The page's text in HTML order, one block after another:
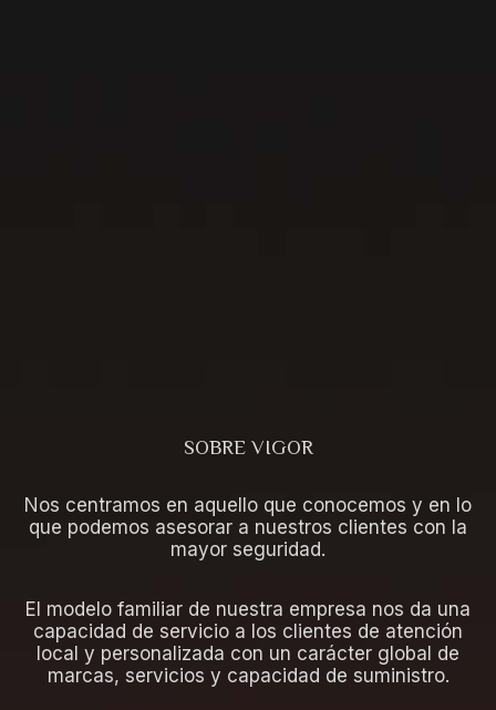
SOBRE VIGOR
Nos centramos en aquello que conocemos y en lo
que podemos asesorar a nuestros clientes con la
mayor seguridad.
El modelo familiar de nuestra empresa nos da una
capacidad de servicio a los clientes de atención
local y personalizada con un carácter global de
marcas, servicios y capacidad de suministro.